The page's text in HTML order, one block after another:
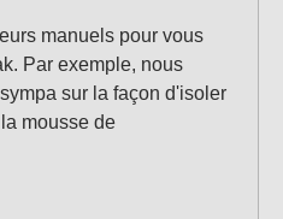
manuels pour vous
Par exemple, nous
sur la façon d'isoler
mousse de